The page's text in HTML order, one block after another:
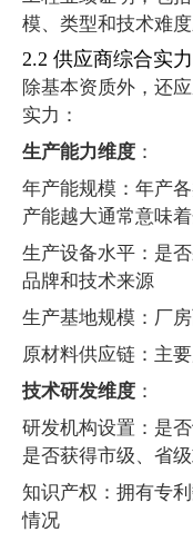
模、类型和技术难
2.2 供应商综合实
除基本资质外，还
实力：
生产能力维度 ：
年产能规模：年产
产能越大通常意味
生产设备水平：是
品牌和技术来源
生产基地规模：厂
原材料供应链：主
技术研发维度 ：
研发机构设置：是
是否获得市级、省
知识产权：拥有专
情况